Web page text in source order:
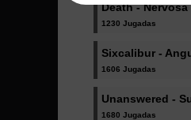
Death - Nervosa
1230 Jugadas
Sixcalibur -
1606 Jugadas
Unanswered -
1680 Jugadas